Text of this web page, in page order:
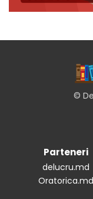
©
Parteneri
delucru.md
Oratorica.md